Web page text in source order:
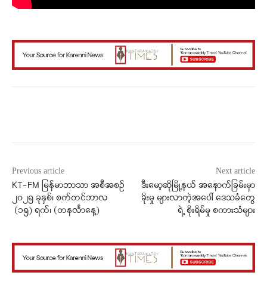
Previous article
KT-FM မြန်မာဘာသာ အစီအစဉ်
၂၀၂၅ ခုနှစ်၊ စက်တင်ဘာလ
(၁၅) ရက်၊ (တနင်္လာနေ့)
Next article
ဒီးမော့ဆိုမြို့နယ် အနောက်ခြမ်းမှာ
ခိုးမှု များလာတဲ့အပေါ် ဒေသခံတွေ
ရဲ့ စိုးရိမ်မှု စကားသံများ